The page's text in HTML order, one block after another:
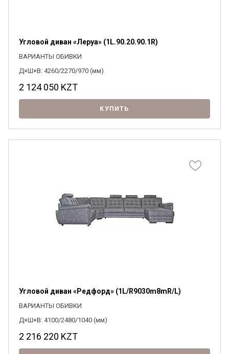
Угловой диван «Леруа» (1L.90.20.90.1R)
ВАРИАНТЫ ОБИВКИ
Д×Ш×В: 4260/2270/970 (мм)
2 124 050 KZT
КУПИТЬ
Угловой диван «Редфорд» (1L/R9030m8mR/L)
ВАРИАНТЫ ОБИВКИ
Д×Ш×В: 4100/2480/1040 (мм)
2 216 220 KZT